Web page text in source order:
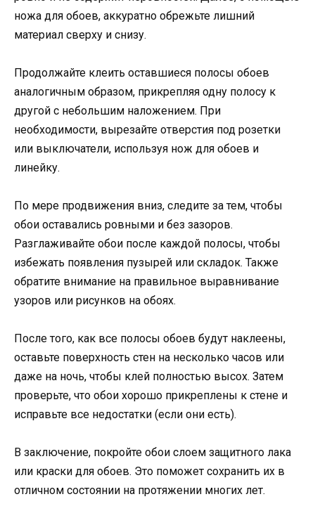
ножа для обоев, аккуратно обрежьте лишний
материал сверху и снизу.
Продолжайте клеить оставшиеся полосы обоев
аналогичным образом, прикрепляя одну полосу к
другой с небольшим наложением. При
необходимости, вырезайте отверстия под розетки
или выключатели, используя нож для обоев и
линейку.
По мере продвижения вниз, следите за тем, чтобы
обои оставались ровными и без зазоров.
Разглаживайте обои после каждой полосы, чтобы
избежать появления пузырей или складок. Также
обратите внимание на правильное выравнивание
узоров или рисунков на обоях.
После того, как все полосы обоев будут наклеены,
оставьте поверхность стен на несколько часов или
даже на ночь, чтобы клей полностью высох. Затем
проверьте, что обои хорошо прикреплены к стене и
исправьте все недостатки (если они есть).
В заключение, покройте обои слоем защитного лака
или краски для обоев. Это поможет сохранить их в
отличном состоянии на протяжении многих лет.